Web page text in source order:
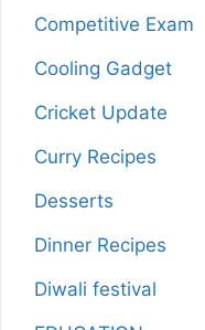
Competitive Exam
Cooling Gadget
Cricket Update
Curry Recipes
Desserts
Dinner Recipes
Diwali festival